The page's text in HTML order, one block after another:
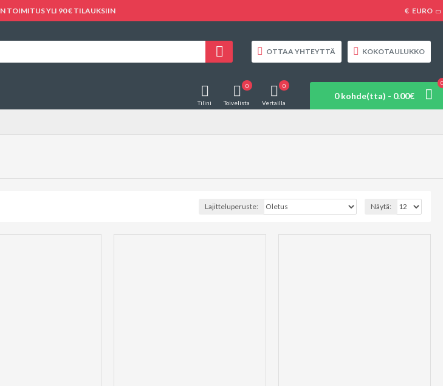
TOIMITUS YLI 90 € TILAUKSIIN € EURO
OTTAA YHTEYTTÄ KOKOTAULUKKO
Tilini Toivelista
0
Vertailla
0
0 kohde(tta) - 0.00€
Lajitteluperuste: Näytä: